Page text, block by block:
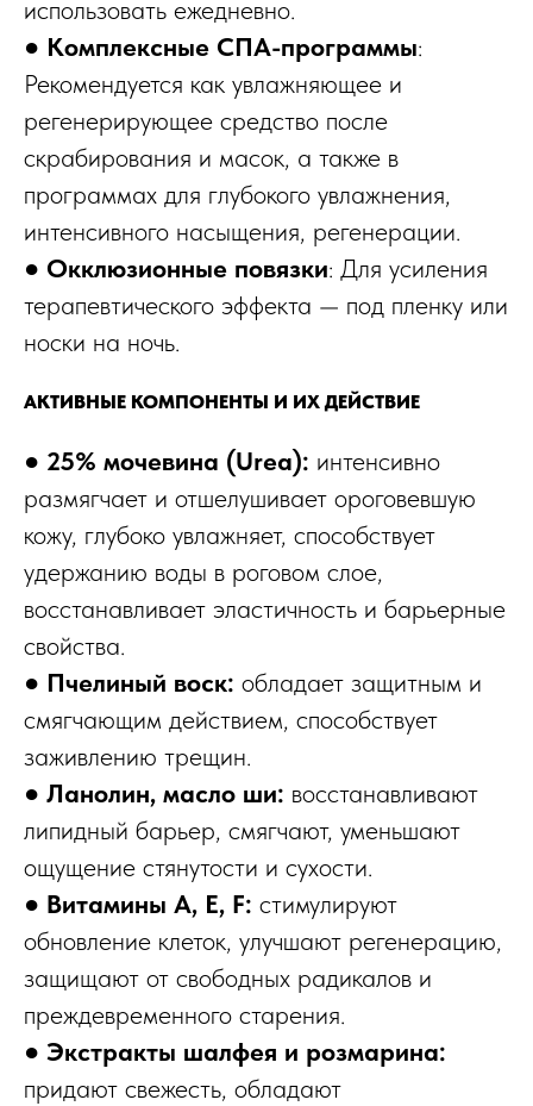
использовать ежедневно.
● Комплексные СПА-программы:
Рекомендуется как увлажняющее и
регенерирующее средство после
скрабирования и масок, а также в
программах для глубокого увлажнения,
интенсивного насыщения, регенерации.
● Окклюзионные повязки: Для усиления
терапевтического эффекта — под пленку или
носки на ночь.
АКТИВНЫЕ КОМПОНЕНТЫ И ИХ ДЕЙСТВИЕ
● 25% мочевина (Urea): интенсивно
размягчает и отшелушивает ороговевшую
кожу, глубоко увлажняет, способствует
удержанию воды в роговом слое,
восстанавливает эластичность и барьерные
свойства.
● Пчелиный воск: обладает защитным и
смягчающим действием, способствует
заживлению трещин.
● Ланолин, масло ши: восстанавливают
липидный барьер, смягчают, уменьшают
ощущение стянутости и сухости.
● Витамины A, E, F: стимулируют
обновление клеток, улучшают регенерацию,
защищают от свободных радикалов и
преждевременного старения.
● Экстракты шалфея и розмарина:
придают свежесть, обладают